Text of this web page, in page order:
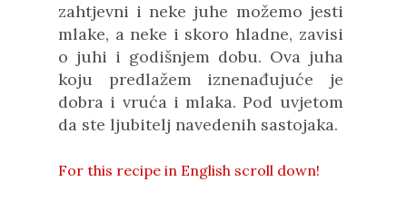
zahtjevni i neke juhe možemo jesti
mlake, a neke i skoro hladne, zavisi
o juhi i godišnjem dobu. Ova juha
koju predlažem iznenađujuće je
dobra i vruća i mlaka. Pod uvjetom
da ste ljubitelj navedenih sastojaka.
For this recipe in English scroll down!